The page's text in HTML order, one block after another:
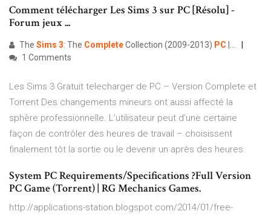
Comment télécharger Les Sims 3 sur PC [Résolu] -
Forum jeux ...
The Sims 3: The CompleteCollection (2009-2013) PC |…
1 Comments
Les Sims 3 Gratuit telecharger de PC – Version Complete et
Torrent Des changements mineurs ont aussi affecté la
sphère professionnelle. L’utilisateur peut d’une certaine
façon de contrôler des heures de travail – choisissent
finalement tôt la sortie ou le devenir un après des heures.
System PC Requirements/Specifications ?Full Version
PC Game (Torrent) | RG Mechanics Games.
http://applications-station.blogspot.com/2014/01/free-